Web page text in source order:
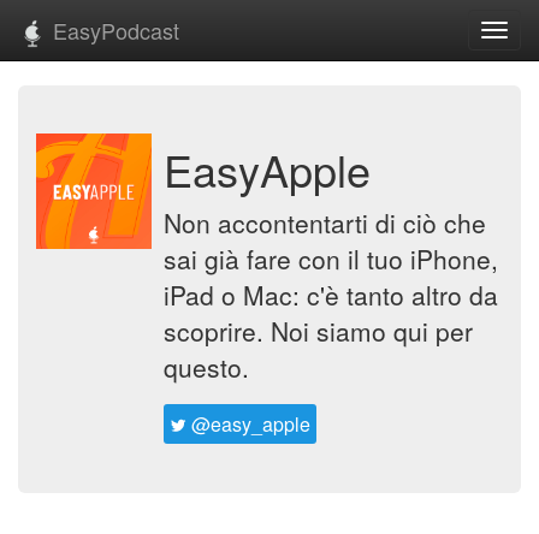
EasyPodcast
EasyApple
Non accontentarti di ciò che
sai già fare con il tuo iPhone,
iPad o Mac: c'è tanto altro da
scoprire. Noi siamo qui per
questo.
@easy_apple